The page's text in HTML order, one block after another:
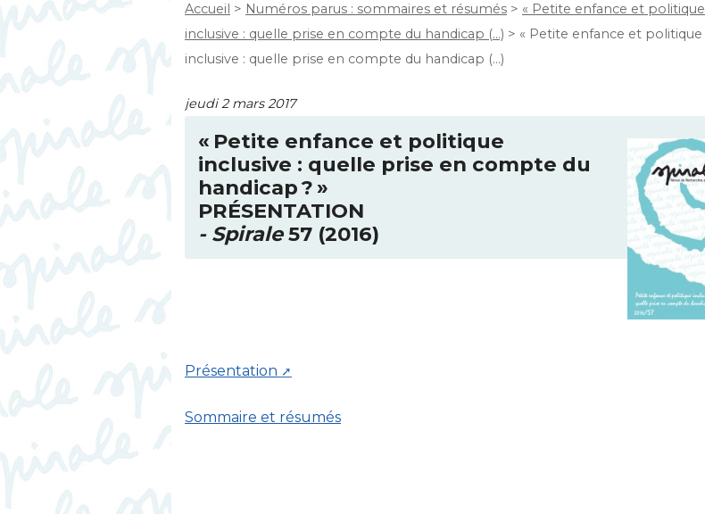
Accueil > Numéros parus : sommaires et résumés > « Petite enfance et politique
inclusive : quelle prise en compte du handicap (…) > « Petite enfance et politique
inclusive : quelle prise en compte du handicap (…)
jeudi 2 mars 2017
« Petite enfance et politique
inclusive : quelle prise en compte du
handicap?»
PRÉSENTATION
- Spirale57 (2016)
Présentation
Sommaire et résumés